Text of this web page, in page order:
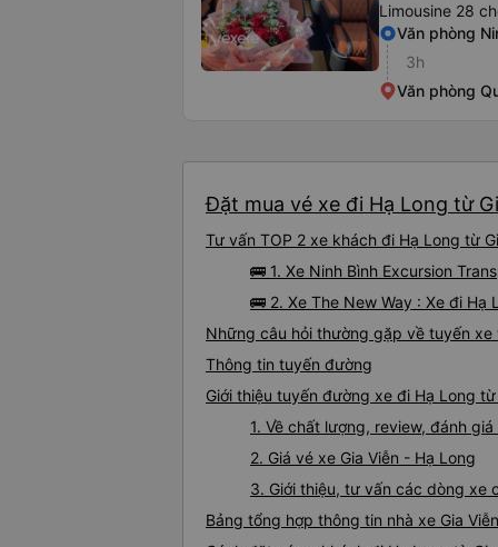
Limousine 28
Văn phòng
3h
Văn phòng
Đặt mua vé xe đi Hạ Long từ
Tư vấn TOP 2 xe khách đi Hạ Long từ
🚌 1. Xe Ninh Bình Excursion
🚌 2. Xe The New Way : Xe đi
Những câu hỏi thường gặp về tuyến xe
Thông tin tuyến đường
Giới thiệu tuyến đường xe đi Hạ Long từ
1. Về chất lượng, review, đánh
2. Giá vé xe Gia Viễn - Hạ Long
3. Giới thiệu, tư vấn các dòng xe
Bảng tổng hợp thông tin nhà xe Gia